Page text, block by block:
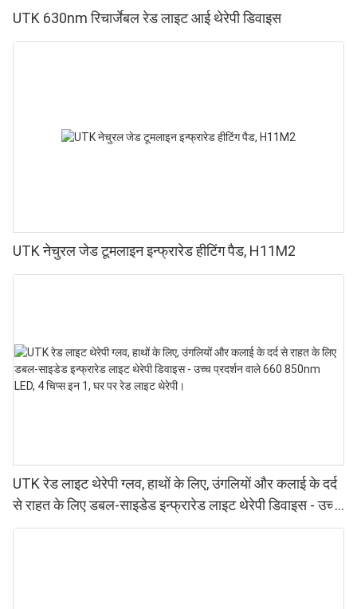
UTK 630nm रिचार्जेबल रेड लाइट आई थेरेपी डिवाइस
UTK नेचुरल जेड टूमलाइन इन्फ्रारेड हीटिंग पैड, H11M2
UTK रेड लाइट थेरेपी ग्लव, हाथों के लिए, उंगलियों और कलाई के दर्द
से राहत के लिए डबल-साइडेड इन्फ्रारेड लाइट थेरेपी डिवाइस - उच्च
प्रदर्शन वाले 660 850nm LED, 4 चिप्स इन 1, घर पर रेड लाइट